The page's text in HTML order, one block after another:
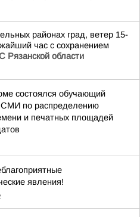
районах град, ветер 15-
час с сохранением
Рязанской области
состоялся обучающий
по распределению
и печатных площадей
явления!